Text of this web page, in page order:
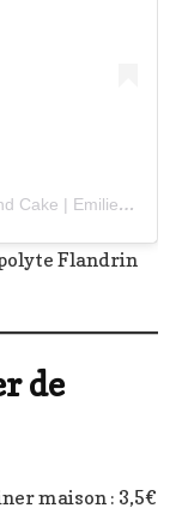
Une publication partagée par Cinnamon and Cake | Emilie (@cinnamonandcake)
Flandrin
de
maison : 3,5€